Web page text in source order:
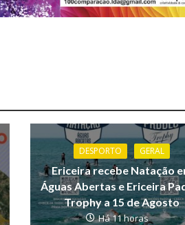
DESPORTO GERAL
Ericeira recebe Natação
Águas Abertas e Ericeira
Trophy a 15 de Agosto
Há 11 horas